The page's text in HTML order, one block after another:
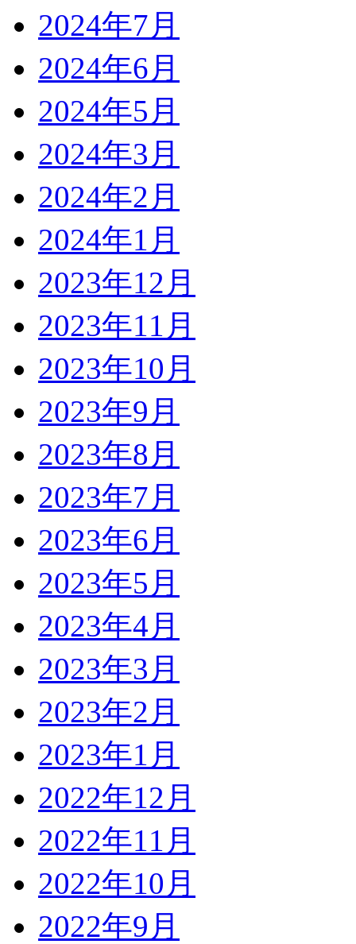
2024年7月
2024年6月
2024年5月
2024年3月
2024年2月
2024年1月
2023年12月
2023年11月
2023年10月
2023年9月
2023年8月
2023年7月
2023年6月
2023年5月
2023年4月
2023年3月
2023年2月
2023年1月
2022年12月
2022年11月
2022年10月
2022年9月